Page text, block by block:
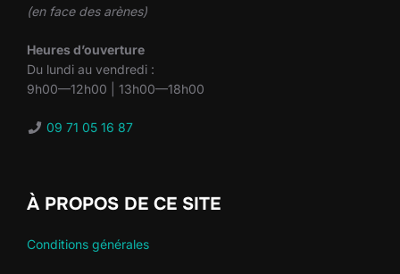
(en face des arènes)
Heures d’ouverture
Du lundi au vendredi :
9h00—12h00 | 13h00—18h00
09 71 05 16 87
À PROPOS DE CE SITE
Conditions générales